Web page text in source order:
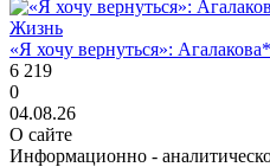
Жизнь
«Я хочу вернуться»:
6 219
0
04.08.26
О сайте
Информационно -